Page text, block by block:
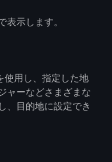
示します。
用し、指定した地
ャーなどさまざまな
、目的地に設定でき